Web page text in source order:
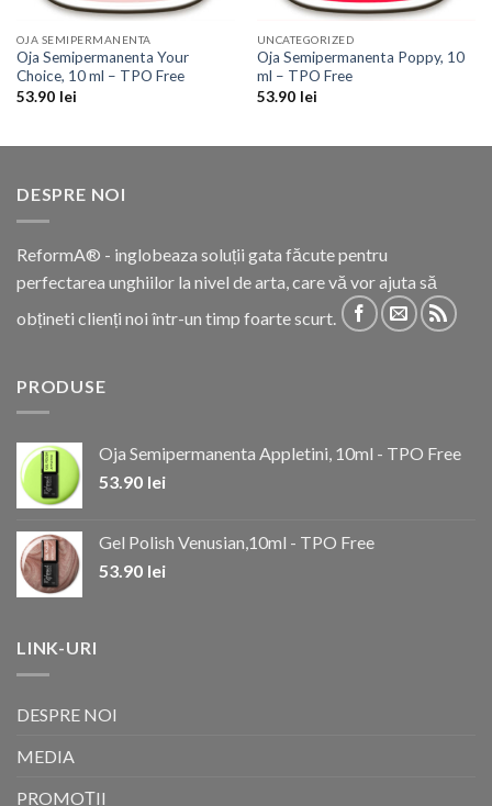
OJA SEMIPERMANENTA
Oja Semipermanenta Your
Choice, 10 ml – TPO Free
53.90 lei
UNCATEGORIZED
Oja Semipermanenta Poppy, 10
ml – TPO Free
53.90 lei
DESPRE NOI
ReformA® - inglobeaza soluții gata făcute pentru
perfectarea unghiilor la nivel de arta, care vă vor ajuta să
obțineti clienți noi într-un timp foarte scurt.
PRODUSE
Oja Semipermanenta Appletini, 10ml - TPO Free
53.90 lei
Gel Polish Venusian,10ml - TPO Free
53.90 lei
LINK-URI
DESPRE NOI
MEDIA
PROMOȚII